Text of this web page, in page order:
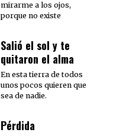
mirarme a los ojos,
porque no existe
Salió el sol y te
quitaron el alma
En esta tierra de todos
unos pocos quieren que
sea de nadie.
Pérdida